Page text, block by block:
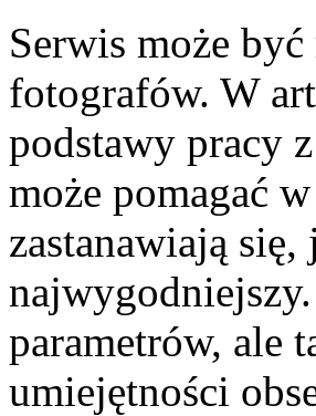
Serwis może
fotografów. W
podstawy pracy
może pomagać
zastanawiają
parametrów, ale
umiejętności